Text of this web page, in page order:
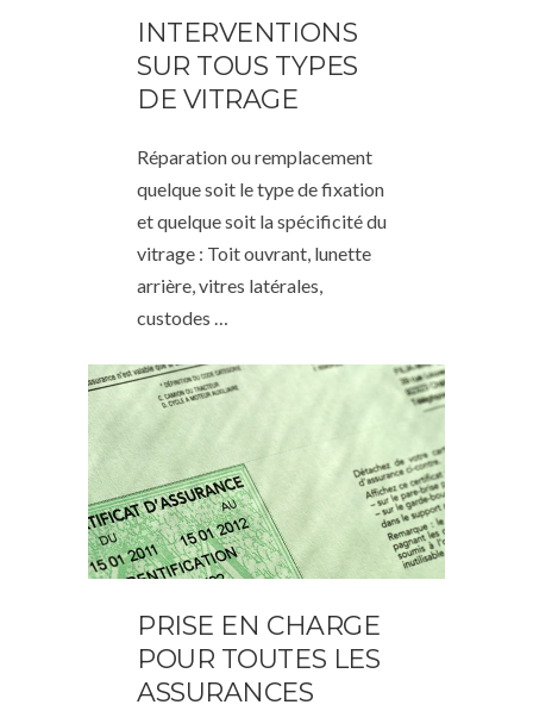
INTERVENTIONS
SUR TOUS TYPES
DE VITRAGE
Réparation ou remplacement
quelque soit le type de fixation
et quelque soit la spécificité du
vitrage : Toit ouvrant, lunette
arrière, vitres latérales,
custodes …
PRISE EN CHARGE
POUR TOUTES LES
ASSURANCES